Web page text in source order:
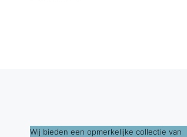
Wij bieden een opmerkelijke collectie van